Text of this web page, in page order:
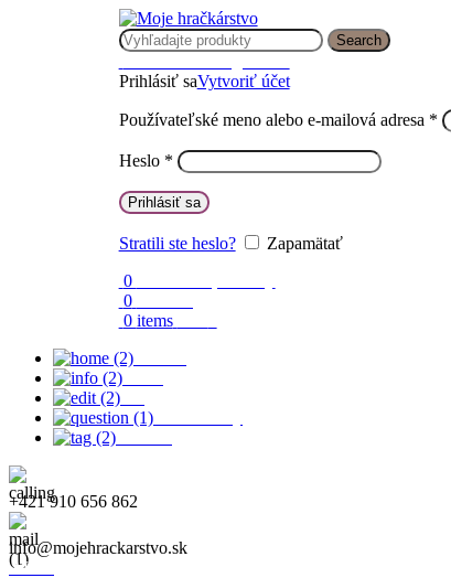
Search
Prihlásiť saVytvoriť účet
Používateľské meno alebo e-mailová adresa *
Heslo *
Prihlásiť sa
Stratili ste heslo?
Zapamätať
0
0
0 items
+421 910 656 862
info@mojehrackarstvo.sk
Menu